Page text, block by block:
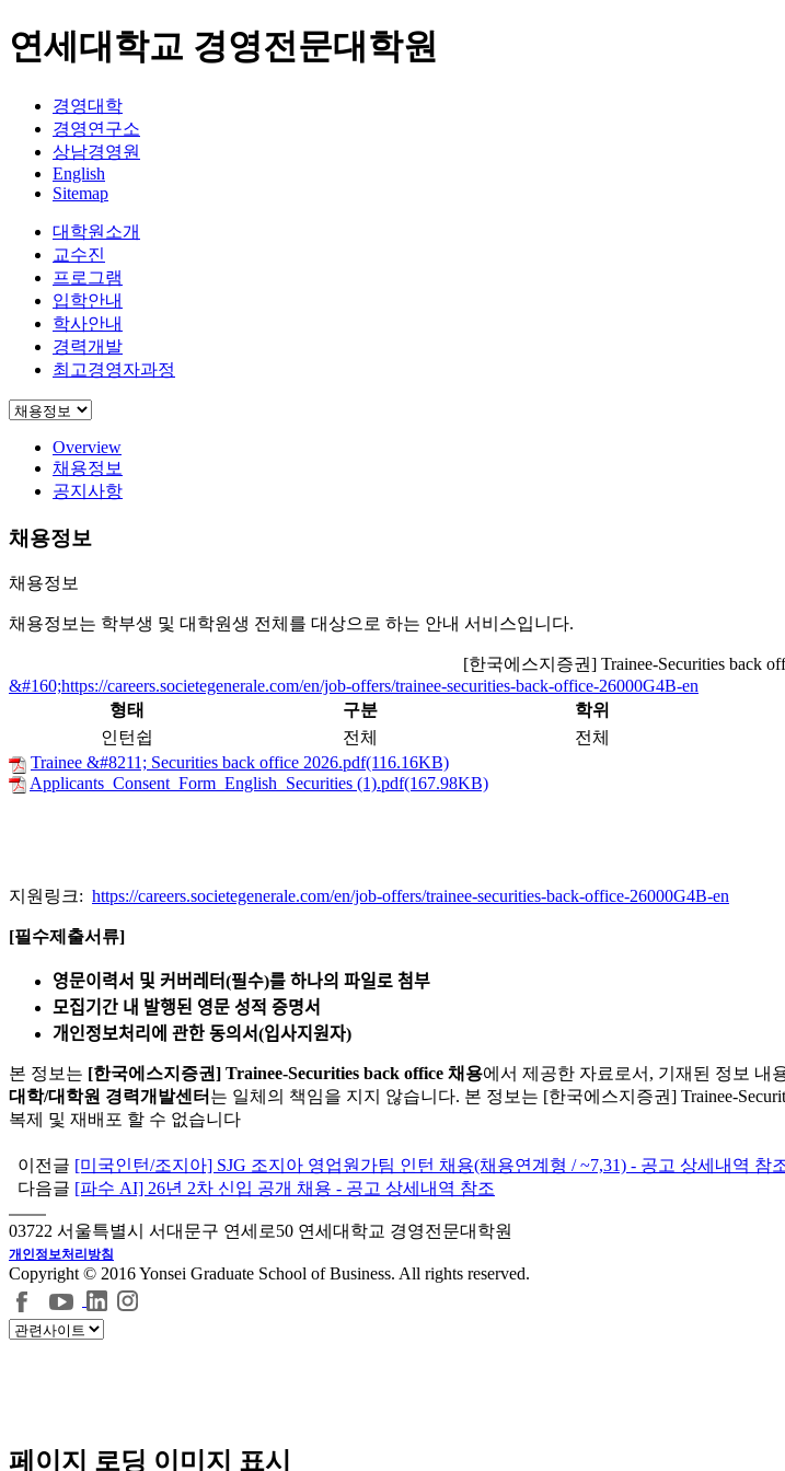
연세대학교 경영전문대학원
경영대학
경영연구소
상남경영원
English
Sitemap
대학원소개
교수진
프로그램
입학안내
학사안내
경력개발
최고경영자과정
Overview
채용정보
공지사항
채용정보
채용정보
채용정보는 학부생 및 대학원생 전체를 대상으로 하는 안내 서비스입니다.
[한국에스지증권] Trainee-Securities back
&#160;https://careers.societegenerale.com/en/job-offers/trainee-securities-back-office-26000G4B-en
형태
구분 학위
인턴쉽
전체 전체
Trainee &#8211; Securities back office 2026.pdf(116.16KB)
Applicants_Consent_Form_English_Securities (1).pdf(167.98KB)
지원 링크: https://careers.societegenerale.com/en/job-offers/trainee-securities-back-office-26000G4B-en
[필수제출서류]
영문이력서 및 커버레터(필수)를 하나의 파일로 첨부
모집기간 내 발행된 영문 성적 증명서
개인정보처리에 관한 동의서(입사지원자)
본 정보는 [한국에스지증권] Trainee-Securities back office 채용에서 제공한 자료로서, 기재된 정보 내
대학/대학원 경력개발센터 는 일체의 책임을 지지 않습니다. 본 정보는 [한국에스지증권] Trainee-
복제 및 재배포 할 수 없습니다
이전글 [미국인턴/조지아] SJG 조지아 영업원가팀 인턴 채용(채용연계형 / ~7,31) - 공고 상세내역 참
다음글 [파수 AI] 26년 2차 신입 공개 채용 - 공고 상세내역 참조
03722 서울특별시 서대문구 연세로50 연세대학교 경영전문대학원
개인정보처리방침
Copyright © 2016 Yonsei Graduate School of Business. All rights reserved.
페이지 로딩 이미지 표시